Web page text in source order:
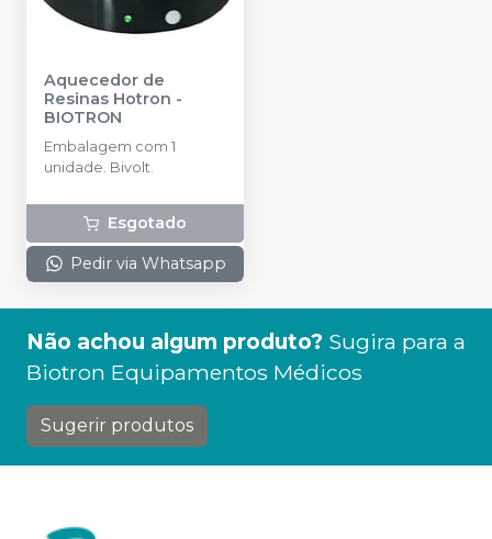
Aquecedor de
Resinas Hotron -
BIOTRON
Embalagem com 1
unidade. Bivolt.
Esgotado
Pedir via Whatsapp
Não achou algum produto? Sugira para a
Biotron Equipamentos Médicos
Sugerir produtos